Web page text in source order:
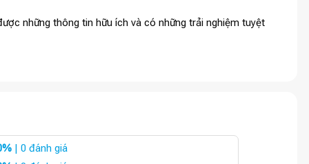
những thông tin hữu ích và có những trải nghiệm tuyệt
| 0 đánh giá